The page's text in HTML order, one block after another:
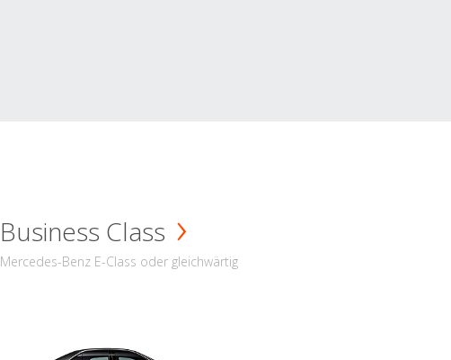
Business Class
Mercedes-Benz E-Class oder gleichwärtig